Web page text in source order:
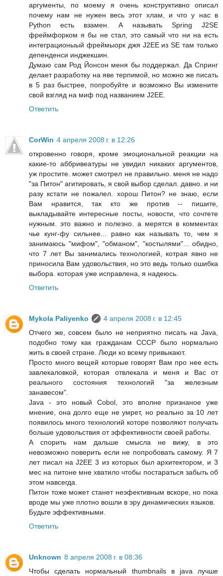
аргументы, по моему я очень конструктивно описал
почему нам не нужен весь этот хлам, и что у нас в
Python есть взамен. А называть Spring J2SE
фреймфорком я бы не стал, это самый что ни на есть
интеграционыый фреймыорк джя J2EE из SE там только
депенденси инджекшин.
Думаю сам Род Йонсон меня бы поддержал. Да Спринг
делает разработку на яве терпимой, но можно же писать
в 5 раз быстрее, попробуйте и возможно Вы измените
свой взгляд на миф под названием J2EE.
Ответить
CorWin 4 апреля 2008 г. в 12:26
откровенно говоря, кроме эмоциональной реакции на
какие-то аббривеатуры не увидил никаких аргументов,
уж простите. может смотрел не правильно. меня не надо
"за Питон" агитировать, я свой выбор сделал. давно. и ни
разу кстати не пожалел. хорош Питон? не знаю, если
Вам нравится, так кто же против -- пишите,
выкладывайте интересные посты, новости, что сочтете
нужным. это важно и полезно. а мерятся в комментах
чье кунг-фу сильнее... равно как называть то, чем я
занимаюсь "мифом", "обманом", "костылями"... обидно,
что 7 лет Вы занимались технологией, котрая явно не
приносила Вам удовольствия, но это ведь только ошибка
выбора. которая уже исправлена, я надеюсь.
Ответить
Mykola Paliyenko
4 апреля 2008 г. в 12:45
Отчего же, совсем было не неприятно писать на Java,
подобно тому как гражданам СССР было нормально
жить в своей стране. Люди ко всему привыкают.
Просто много вещей которые говорят Вам про нее есть
завлекаловкой, которая отвлекала и меня и Вас от
реального состояния технологий "за железным
занавесом".
Java - это новый Cobol, это вполне признаное уже
мнение, она долго еще не умрет, но реально за 10 лет
появилось много технологий которе позволяют получать
больше удовольствия от эффективности своей работы.
А спорить нам дальше смысла не вижу, в это
невозможно поверить если не попробовать самому. Я 7
лет писал на J2EE 3 из которых был архитектором, и 3
мес на питоне мне хватило чтобы постараться забыть об
этом навсегда.
Питон тоже может станет неэфективным вскоре, но пока
вроде мы уже плотно вошли в эру динамических языков.
Будьте эффективными.
Ответить
Unknown 8 апреля 2008 г. в 08:36
Чтобы сделать нормальный thumbnails в java лучше